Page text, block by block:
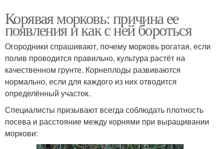
Корявая морковь: причина ее
появления и как с ней бороться
Огородники спрашивают, почему морковь рогатая, если
полив проводится правильно, культура растёт на
качественном грунте. Корнеплоды развиваются
нормально, если для каждого из них отводится
определённый участок.
Специалисты призывают всегда соблюдать плотность
посева и расстояние между корнями при выращивании
моркови: